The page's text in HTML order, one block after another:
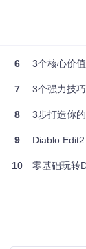
依赖关系，避
6 3个核心价
7 3个强力技
8 3步打造你的
9 Diablo Edit2
10 零基础玩转